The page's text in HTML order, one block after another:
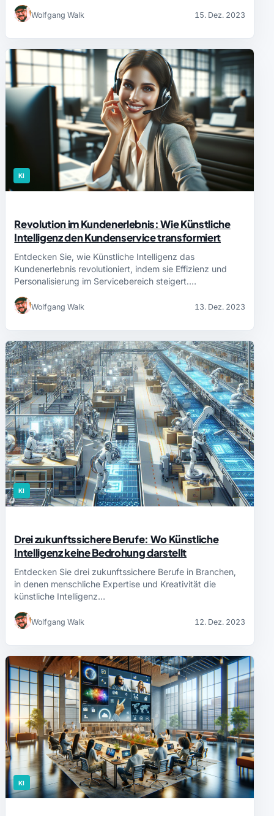
Wolfgang Walk 15. Dez. 2023
KI
Revolution im Kundenerlebnis: Wie Künstliche
Intelligenz den Kundenservice transformiert
Entdecken Sie, wie Künstliche Intelligenz das
Kundenerlebnis revolutioniert, indem sie Effizienz und
Personalisierung im Servicebereich steigert.…
Wolfgang Walk 13. Dez. 2023
KI
Drei zukunftssichere Berufe: Wo Künstliche
Intelligenz keine Bedrohung darstellt
Entdecken Sie drei zukunftssichere Berufe in Branchen,
in denen menschliche Expertise und Kreativität die
künstliche Intelligenz…
Wolfgang Walk 12. Dez. 2023
KI